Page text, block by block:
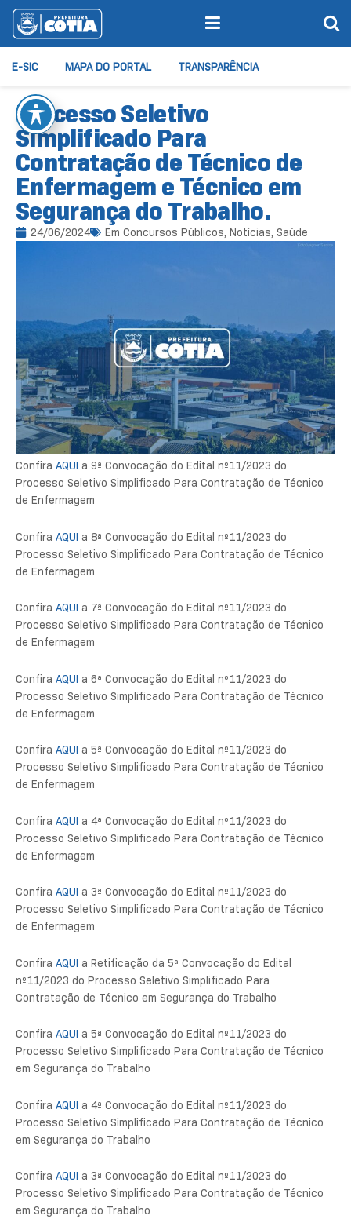
E-SIC MAPA DO PORTAL TRANSPARÊNCIA
Processo Seletivo
Simplificado Para
Contratação de Técnico de
Enfermagem e Técnico em
Segurança do Trabalho.
24/06/2024 Em Concursos Públicos, Notícias, Saúde
Confira AQUI a 9ª Convocação do Edital nº11/2023 do
Processo Seletivo Simplificado Para Contratação de Técnico
de Enfermagem
Confira AQUI a 8ª Convocação do Edital nº11/2023 do
Processo Seletivo Simplificado Para Contratação de Técnico
de Enfermagem
Confira AQUI a 7ª Convocação do Edital nº11/2023 do
Processo Seletivo Simplificado Para Contratação de Técnico
de Enfermagem
Confira AQUI a 6ª Convocação do Edital nº11/2023 do
Processo Seletivo Simplificado Para Contratação de Técnico
de Enfermagem
Confira AQUI a 5ª Convocação do Edital nº11/2023 do
Processo Seletivo Simplificado Para Contratação de Técnico
de Enfermagem
Confira AQUI a 4ª Convocação do Edital nº11/2023 do
Processo Seletivo Simplificado Para Contratação de Técnico
de Enfermagem
Confira AQUI a 3ª Convocação do Edital nº11/2023 do
Processo Seletivo Simplificado Para Contratação de Técnico
de Enfermagem
Confira AQUI a Retificação da 5ª Convocação do Edital
nº11/2023 do Processo Seletivo Simplificado Para
Contratação de Técnico em Segurança do Trabalho
Confira AQUI a 5ª Convocação do Edital nº11/2023 do
Processo Seletivo Simplificado Para Contratação de Técnico
em Segurança do Trabalho
Confira AQUI a 4ª Convocação do Edital nº11/2023 do
Processo Seletivo Simplificado Para Contratação de Técnico
em Segurança do Trabalho
Confira AQUI a 3ª Convocação do Edital nº11/2023 do
Processo Seletivo Simplificado Para Contratação de Técnico
em Segurança do Trabalho